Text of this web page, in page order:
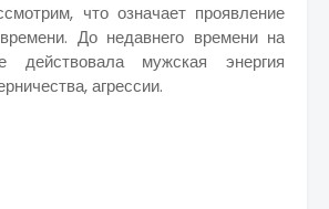
что означает проявление
До недавнего времени на
действовала мужская энергия
агрессии.